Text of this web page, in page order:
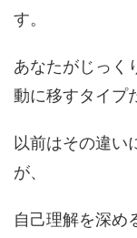
す。
あなたがじっく
動に移すタイプ
以前はその違い
が、
自己理解を深め